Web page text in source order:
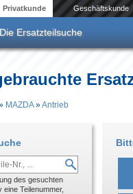
Privatkunde Geschäftskunde
Die Ersatzteilsuche
MAZDA»Antrieb
des gesuchten
eine Teilenummer,